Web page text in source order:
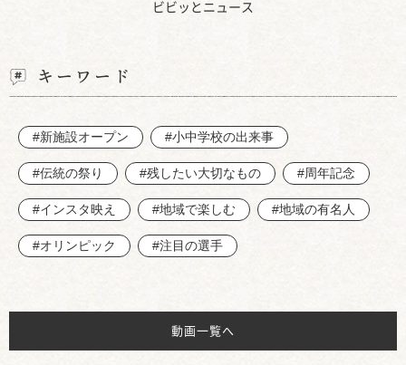
ビビッとニュース
キーワード
#新施設オープン #小中学校の出来事
#伝統の祭り #残したい大切なもの #周年記念
#インスタ映え #地域で楽しむ #地域の有名人
#オリンピック #注目の選手
動画一覧へ